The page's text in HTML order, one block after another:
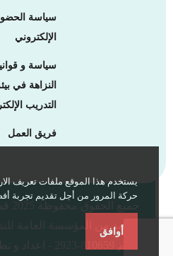
يستخدم هذا الموقع ملفات تعريف
حركة المرور من أجل تقديم تجربة
أوافق
سياسة
الإلكتروني
سياسة و
النزاهة في
التدريب
فريق العمل
معتمد من المؤسسة العامة
برقم 810659-2923 - اعداد و تطوير شركة نظم الكود